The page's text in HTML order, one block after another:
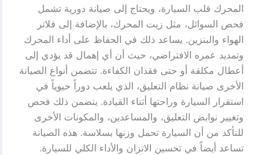
المحرك قلب السيارة، ويحتاج إلى صيانة دورية تشمل
فحص السوائل، مثل زيت المحرك، بالإضافة إلى فلاتر
الهواء والبنزين. يساعد ذلك في الحفاظ على أداء المحرك
وتمديد عمره الافتراضي، حيث أن أي إهمال قد يؤدي إلى
أعطال مكلفة أو حتى فقدان الكفاءة. تتضمن أنواع الصيانة
الأخرى صيانة نظام التعليق، الذي يلعب دوراً حيوياً في
استقرار السيارة وراحتها أثناء القيادة. يتضمن ذلك فحص
وتغيير نوابض التعليق، والمساعدين، والمكونات الأخرى
للتأكد من أن السيارة تحمل وزنها بسلاسة. هذه الصيانة
تساعد أيضاً في تحسين الاتزان والأداء الكلي للسيارة.